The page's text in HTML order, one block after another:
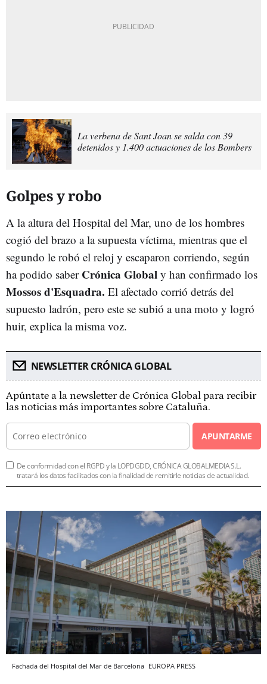
La verbena de Sant Joan se salda con 39
detenidos y 1.400 actuaciones de los Bombers
Golpes y robo
A la altura del Hospital del Mar, uno de los hombres
cogió del brazo a la supuesta víctima, mientras que el
segundo le robó el reloj y escaparon corriendo, según
ha podido saber Crónica Global y han confirmado los
Mossos d'Esquadra. El afectado corrió detrás del
supuesto ladrón, pero este se subió a una moto y logró
huir, explica la misma voz.
NEWSLETTER CRÓNICA GLOBAL
Apúntate a la newsletter de Crónica Global para recibir
las noticias más importantes sobre Cataluña.
APUNTARME
De conformidad con el RGPD y la LOPDGDD, CRÓNICA GLOBALMEDIA S.L.
tratará los datos facilitados con la finalidad de remitirle noticias de actualidad.
Fachada del Hospital del Mar de Barcelona EUROPA PRESS